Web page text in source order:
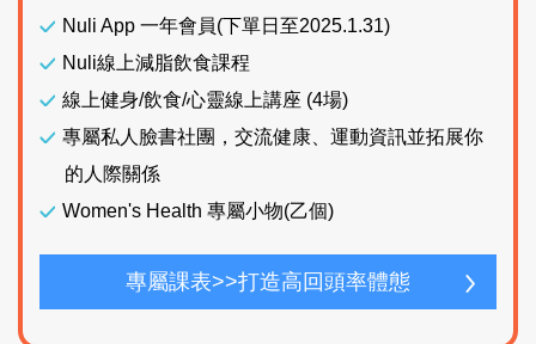
Nuli App 一年會員(下單日至2025.1.31)
Nuli線上減脂飲食課程
線上健身/飲食/心靈線上講座 (4場)
專屬私人臉書社團，交流健康、運動資訊並拓展你
的人際關係
Women's Health 專屬小物(乙個)
專屬課表>>打造高回頭率體態